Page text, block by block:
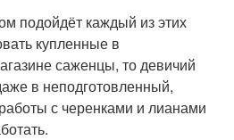
подойдёт каждый из этих
купленные в
саженцы, то девичий
в неподготовленный,
с черенками и лианами